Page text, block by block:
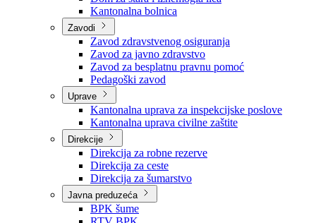
Ustanove
Centar za socijalni rad
Dom za stara i iznemogla lica
Kantonalna bolnica
Zavodi
Zavod zdravstvenog osiguranja
Zavod za javno zdravstvo
Zavod za besplatnu pravnu pomoć
Pedagoški zavod
Uprave
Kantonalna uprava za inspekcijske poslove
Kantonalna uprava civilne zaštite
Direkcije
Direkcija za robne rezerve
Direkcija za ceste
Direkcija za šumarstvo